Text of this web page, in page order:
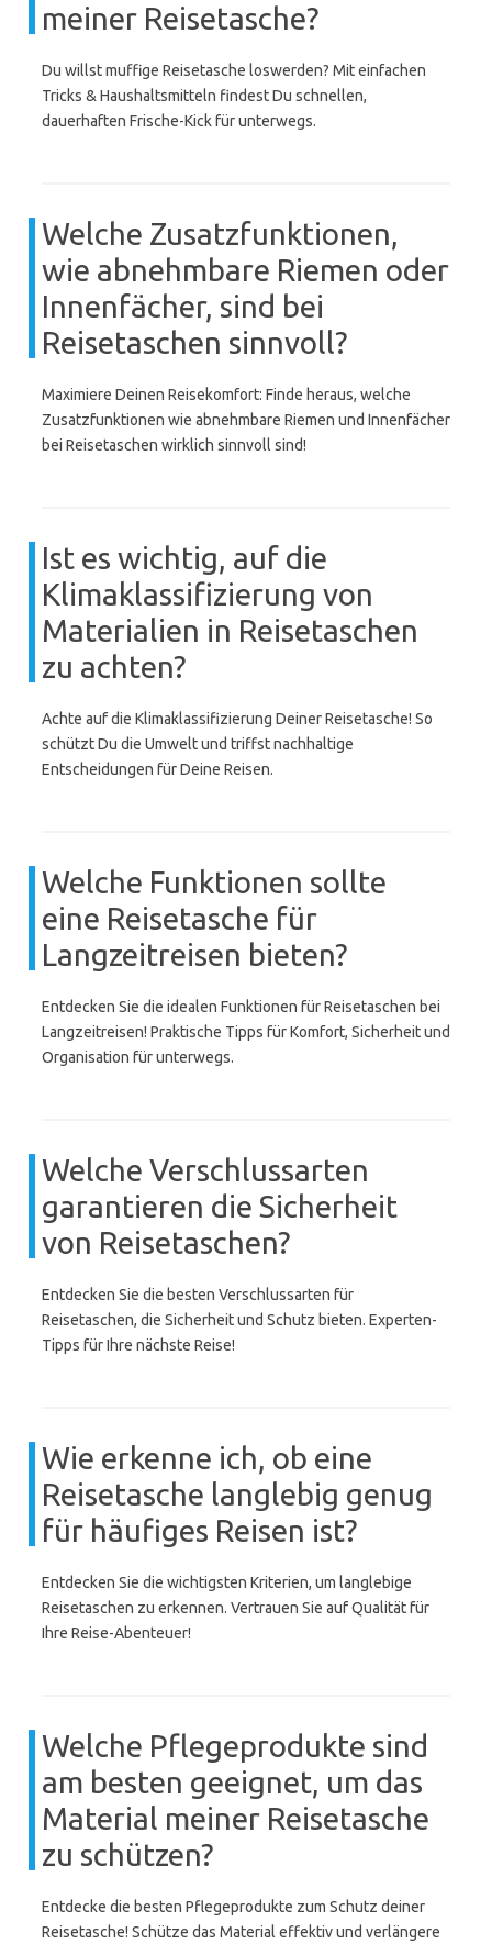
meiner Reisetasche?
Du willst muffige Reisetasche loswerden? Mit einfachen
Tricks & Haushaltsmitteln findest Du schnellen,
dauerhaften Frische-Kick für unterwegs.
Welche Zusatzfunktionen,
wie abnehmbare Riemen oder
Innenfächer, sind bei
Reisetaschen sinnvoll?
Maximiere Deinen Reisekomfort: Finde heraus, welche
Zusatzfunktionen wie abnehmbare Riemen und Innenfächer
bei Reisetaschen wirklich sinnvoll sind!
Ist es wichtig, auf die
Klimaklassifizierung von
Materialien in Reisetaschen
zu achten?
Achte auf die Klimaklassifizierung Deiner Reisetasche! So
schützt Du die Umwelt und triffst nachhaltige
Entscheidungen für Deine Reisen.
Welche Funktionen sollte
eine Reisetasche für
Langzeitreisen bieten?
Entdecken Sie die idealen Funktionen für Reisetaschen bei
Langzeitreisen! Praktische Tipps für Komfort, Sicherheit und
Organisation für unterwegs.
Welche Verschlussarten
garantieren die Sicherheit
von Reisetaschen?
Entdecken Sie die besten Verschlussarten für
Reisetaschen, die Sicherheit und Schutz bieten. Experten-
Tipps für Ihre nächste Reise!
Wie erkenne ich, ob eine
Reisetasche langlebig genug
für häufiges Reisen ist?
Entdecken Sie die wichtigsten Kriterien, um langlebige
Reisetaschen zu erkennen. Vertrauen Sie auf Qualität für
Ihre Reise-Abenteuer!
Welche Pflegeprodukte sind
am besten geeignet, um das
Material meiner Reisetasche
zu schützen?
Entdecke die besten Pflegeprodukte zum Schutz deiner
Reisetasche! Schütze das Material effektiv und verlängere